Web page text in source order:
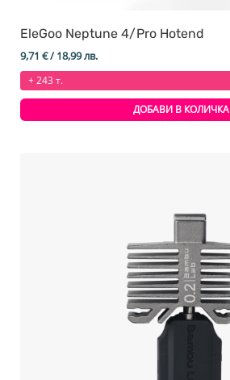
EleGoo Neptune 4/Pro Hotend
9,71 €/ 18,99 лв.
+ 243 т.
ДОБАВИ В КОЛИЧКА